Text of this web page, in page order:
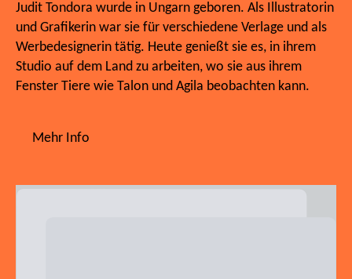
Judit Tondora wurde in Ungarn geboren. Als Illustratorin
und Grafikerin war sie für verschiedene Verlage und als
Werbedesignerin tätig. Heute genießt sie es, in ihrem
Studio auf dem Land zu arbeiten, wo sie aus ihrem
Fenster Tiere wie Talon und Agila beobachten kann.
Mehr Info